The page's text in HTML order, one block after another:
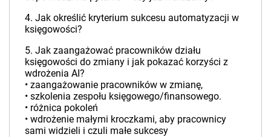
4. Jak określić kryterium sukcesu automatyzacji w
księgowości?
5. Jak zaangażować pracowników działu
księgowości do zmiany i jak pokazać korzyści z
wdrożenia AI?
• zaangażowanie pracowników w zmianę,
• szkolenia zespołu księgowego/finansowego.
• różnica pokoleń
• wdrożenie małymi kroczkami, aby pracownicy
sami widzieli i czuli małe sukcesy